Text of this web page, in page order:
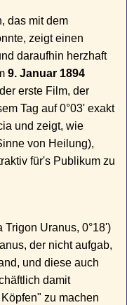
das mit dem
zeigt einen
daraufhin herzhaft
9. Januar 1894
erste Film, der
Tag auf 0°03' exakt
und zeigt, wie
von Heilung),
für's Publikum zu
Trigon Uranus, 0°18')
der nicht aufgab,
und diese auch
damit
zu machen